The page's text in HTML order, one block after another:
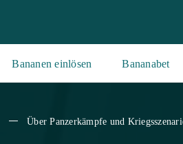
Bananen einlösen Bananabet
Über Panzerkämpfe und